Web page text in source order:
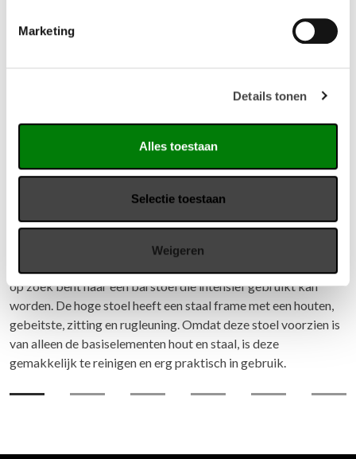
Marketing
Details tonen
Alles toestaan
Selectie toestaan
Weigeren
op zoek bent naar een barstoel die intensief gebruikt kan
worden. De hoge stoel heeft een staal frame met een houten,
gebeitste, zitting en rugleuning. Omdat deze stoel voorzien is
van alleen de basiselementen hout en staal, is deze
gemakkelijk te reinigen en erg praktisch in gebruik.